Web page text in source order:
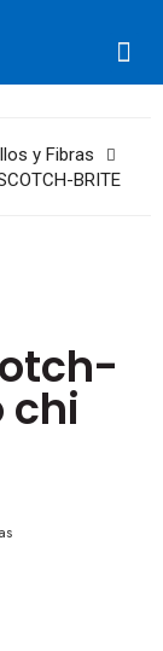
y Fibras
BRITE
chi